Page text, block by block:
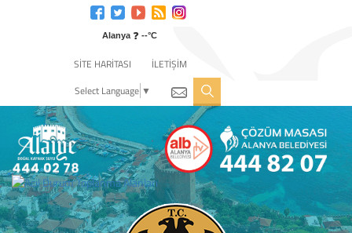
Alanya ❓ --°C
SİTE HARİTASI
İLETİŞİM
Select Language ▼